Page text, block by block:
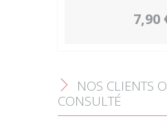
7,90
F
NOS CLIENTS
CONSULTÉ